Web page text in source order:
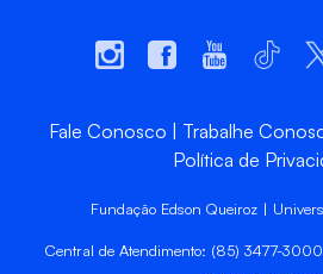
Fale Conosco Trabalhe
Política de
Fundação Edson Queiroz |
Central de Atendimento: (85) 3477-